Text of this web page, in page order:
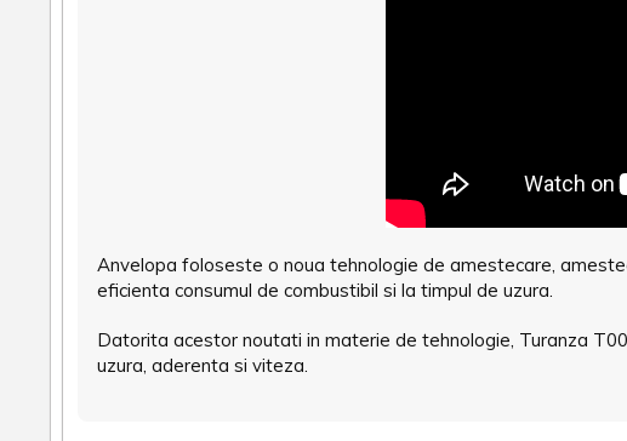
Anvelopa foloseste o noua tehnologie de amestecare,
eficienta consumul de combustibil si la timpul de uzura.
Datorita acestor noutati in materie de tehnologie, Turanza
uzura, aderenta si viteza.